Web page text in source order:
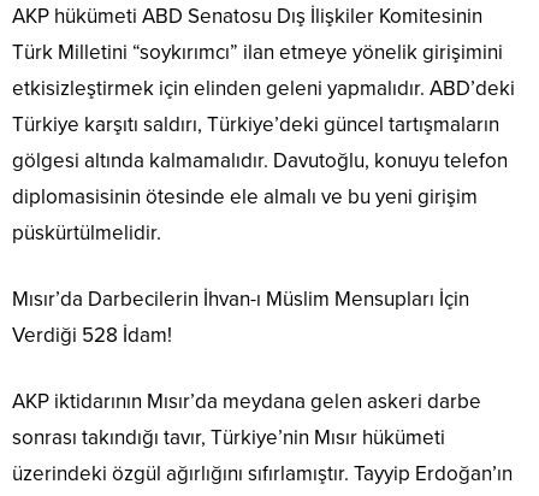
AKP hükümeti ABD Senatosu Dış İlişkiler Komitesinin
Türk Milletini “soykırımcı” ilan etmeye yönelik girişimini
etkisizleştirmek için elinden geleni yapmalıdır. ABD’deki
Türkiye karşıtı saldırı, Türkiye’deki güncel tartışmaların
gölgesi altında kalmamalıdır. Davutoğlu, konuyu telefon
diplomasisinin ötesinde ele almalı ve bu yeni girişim
püskürtülmelidir.
Mısır’da Darbecilerin İhvan-ı Müslim Mensupları İçin
Verdiği 528 İdam!
AKP iktidarının Mısır’da meydana gelen askeri darbe
sonrası takındığı tavır, Türkiye’nin Mısır hükümeti
üzerindeki özgül ağırlığını sıfırlamıştır. Tayyip Erdoğan’ın